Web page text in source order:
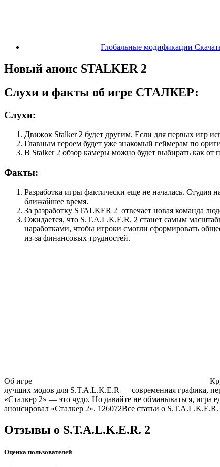
Глобальные модификации
Новый анонс STALKER 2
Слухи и факты об игре СТАЛКЕР:
Слухи:
Движок Stalker 2 будет другим. Если для первых игр
Главным героем будет уже знакомый геймерам по
В Stalker 2 обзор камеры можно будет выбирать как от
Факты:
Разработка игры фактически еще не началась.
ближайшее время.
За разработку STALKER 2 отвечает новая команда
Ожидается, что S.T.A.L.K.E.R. 2 станет самым
наработками, чтобы игроки смогли сформировать
из-за финансовых трудностей.
Об игре
лучших модов для S.T.A.L.K.E.R — современная графика,
«Сталкер 2» — это чудо. Но давайте не обманываться, игра
анонсировал «Сталкер 2». 126072Все статьи о S.T.A.L.K.E.R.
Отзывы о S.T.A.L.K.E.R. 2
Оценка пользователей